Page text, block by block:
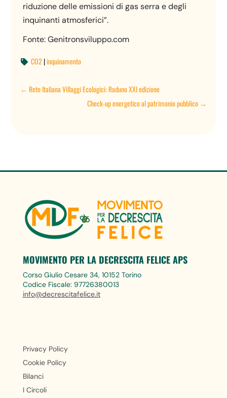
riduzione delle emissioni di gas serra e degli
inquinanti atmosferici”.
Fonte: Genitronsviluppo.com
 CO2|inquinamento
←Rete Italiana Villaggi Ecologici: Raduno XXI edizione
Check-up energetico al patrimonio pubblico→
MOVIMENTO PER LA DECRESCITA FELICE APS
Corso Giulio Cesare 34, 10152 Torino
Codice Fiscale: 97726380013
info@decrescitafelice.it
Privacy Policy
Cookie Policy
Bilanci
I Circoli